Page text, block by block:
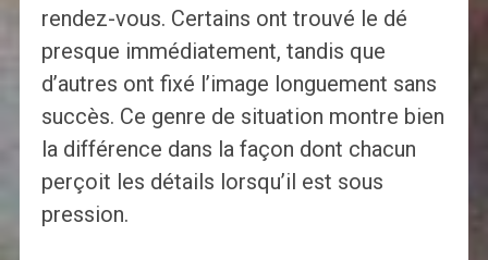
rendez-vous. Certains ont trouvé le dé
presque immédiatement, tandis que
d’autres ont fixé l’image longuement sans
succès. Ce genre de situation montre bien
la différence dans la façon dont chacun
perçoit les détails lorsqu’il est sous
pression.